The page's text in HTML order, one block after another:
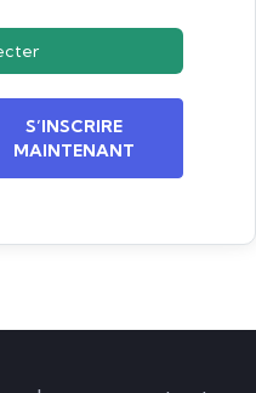
S’INSCRIRE
MAINTENANT